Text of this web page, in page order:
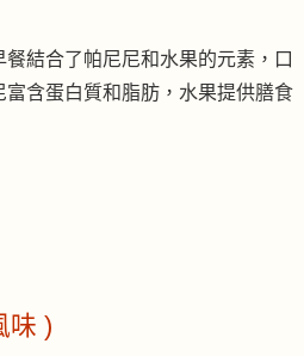
結合了帕尼尼和水果的元素，口
含蛋白質和脂肪，水果提供膳食
味 )